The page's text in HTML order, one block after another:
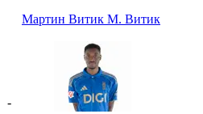
Мартин Витик М. Витик
-